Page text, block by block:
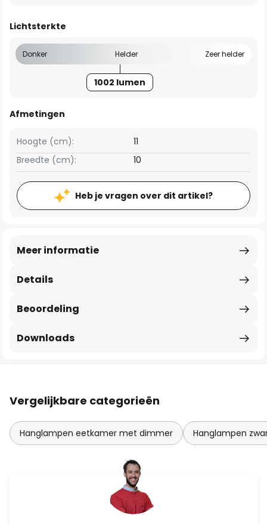
Lichtsterkte
Donker Helder Zeer helder
1002 lumen
Afmetingen
Breedte (cm): 10
Hoogte (cm): 11
Heb je vragen over dit artikel?
Details
Meer informatie
Beoordeling
Downloads
Vergelijkbare categorieën
Hanglampen eetkamer met dimmer Hanglampen